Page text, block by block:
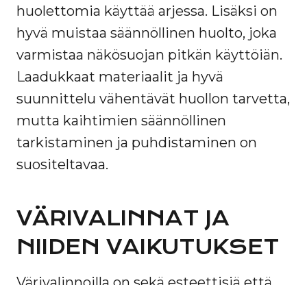
huolettomia käyttää arjessa. Lisäksi on
hyvä muistaa säännöllinen huolto, joka
varmistaa näkösuojan pitkän käyttöiän.
Laadukkaat materiaalit ja hyvä
suunnittelu vähentävät huollon tarvetta,
mutta kaihtimien säännöllinen
tarkistaminen ja puhdistaminen on
suositeltavaa.
VÄRIVALINNAT JA
NIIDEN VAIKUTUKSET